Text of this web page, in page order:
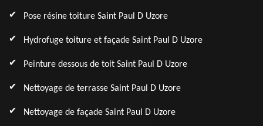
Pose résine toiture Saint Paul D Uzore
Hydrofuge toiture et façade Saint Paul D Uzore
Peinture dessous de toit Saint Paul D Uzore
Nettoyage de terrasse Saint Paul D Uzore
Nettoyage de façade Saint Paul D Uzore